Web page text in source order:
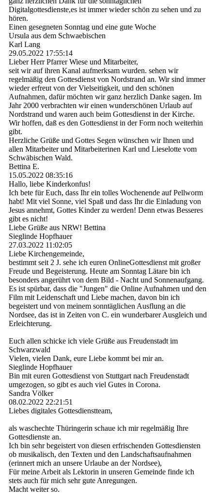
Digitalgottesdienste,es ist immer wieder schön zu sehen und zu
hören.
Einen gesegneten Sonntag und eine gute Woche
Ursula aus dem Schwaebischen
Karl Lang
29.05.2022 17:55:14
Lieber Herr Pfarrer Wiese und Mitarbeiter,
seit wir auf ihren Kanal aufmerksam wurden. sehen wir
regelmäßig den Gottesdienst von Nordstrand an. Wir sind immer
wieder erfreut von der Vielseitigkeit, und den schönen
Aufnahmen, dafür möchten wir ganz herzlich Danke sagen. Im
Jahr 2000 verbrachten wir einen wunderschönen Urlaub auf
Nordstrand und waren auch beim Gottesdienst in der Kirche.
Wir hoffen, daß es den Gottesdienst in der Form noch weiterhin
gibt.
Herzliche Grüße und Gottes Segen wünschen wir Ihnen und
allen Mitarbeiter und Mitarbeiterinen Karl und Lieselotte vom
Schwäbischen Wald.
Bettina E.
15.05.2022 08:35:16
Hallo, liebe Kinderkonfus!
Ich bete für Euch, dass Ihr ein tolles Wochenende auf Pellworm
habt! Mit viel Sonne, viel Spaß und dass Ihr die Einladung von
Jesus annehmt, Gottes Kinder zu werden! Denn etwas Besseres
gibt es nicht!
Liebe Grüße aus NRW! Bettina
Sieglinde Hopfhauer
27.03.2022 11:02:05
Liebe Kirchengemeinde,
bestimmt seit 2 J. sehe ich euren OnlineGottesdienst mit großer
Freude und Begeisterung. Heute am Sonntag Lätare bin ich
besonders angerührt von dem Bild - Nacht und Sonnenaufgang.
Es ist spürbar, dass die "Jungen" die Online Aufnahmen und den
Film mit Leidenschaft und Liebe machen, davon bin ich
begeistert und von meinem sonntäglichen Ausflung an die
Nordsee, das ist in Zeiten von C. ein wunderbarer Ausgleich und
Erleichterung.
Euch allen schicke ich viele Grüße aus Freudenstadt im
Schwarzwald
Vielen, vielen Dank, eure Liebe kommt bei mir an.
Sieglinde Hopfhauer
Bin mit euren Gottesdienst von Stuttgart nach Freudenstadt
umgezogen, so gibt es auch viel Gutes in Corona.
Sandra Völker
08.02.2022 22:21:51
Liebes digitales Gottesdienstteam,
als waschechte Thüringerin schaue ich mir regelmäßig Ihre
Gottesdienste an.
Ich bin sehr begeistert von diesen erfrischenden Gottesdiensten
ob musikalisch, den Texten und den Landschaftsaufnahmen
(erinnert mich an unsere Urlaube an der Nordsee),
Für meine Arbeit als Lektorin in unseren Gemeinde finde ich
stets auch für mich sehr gute Anregungen.
Macht weiter so.